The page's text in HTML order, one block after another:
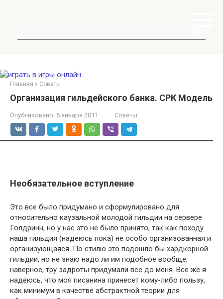
Главная » Советы
Организация гильдейского банка. СРК Модель
Опубликовано: 5 января 2011 Советы
Необязательное вступление
Это все было придумано и сформулировано для
относительно каузальной молодой гильдии на сервере
Голдринн, но у нас это не было принято, так как походу
наша гильдия (надеюсь пока) не особо организованная и
организующаяся. По стилю это подошло бы хардкорной
гильдии, но не знаю надо ли им подобное вообще,
наверное, тру задроты придумали все до меня. Все же я
надеюсь, что моя писанина принесет кому-либо пользу,
как минимум в качестве абстрактной теории для